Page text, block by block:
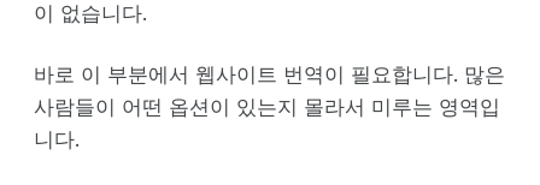
이 없습니다.
바로 이 부분에서 웹사이트 번역이 필요합니다. 많은
사람들이 어떤 옵션이 있는지 몰라서 미루는 영역입
니다.